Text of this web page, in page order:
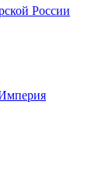
России